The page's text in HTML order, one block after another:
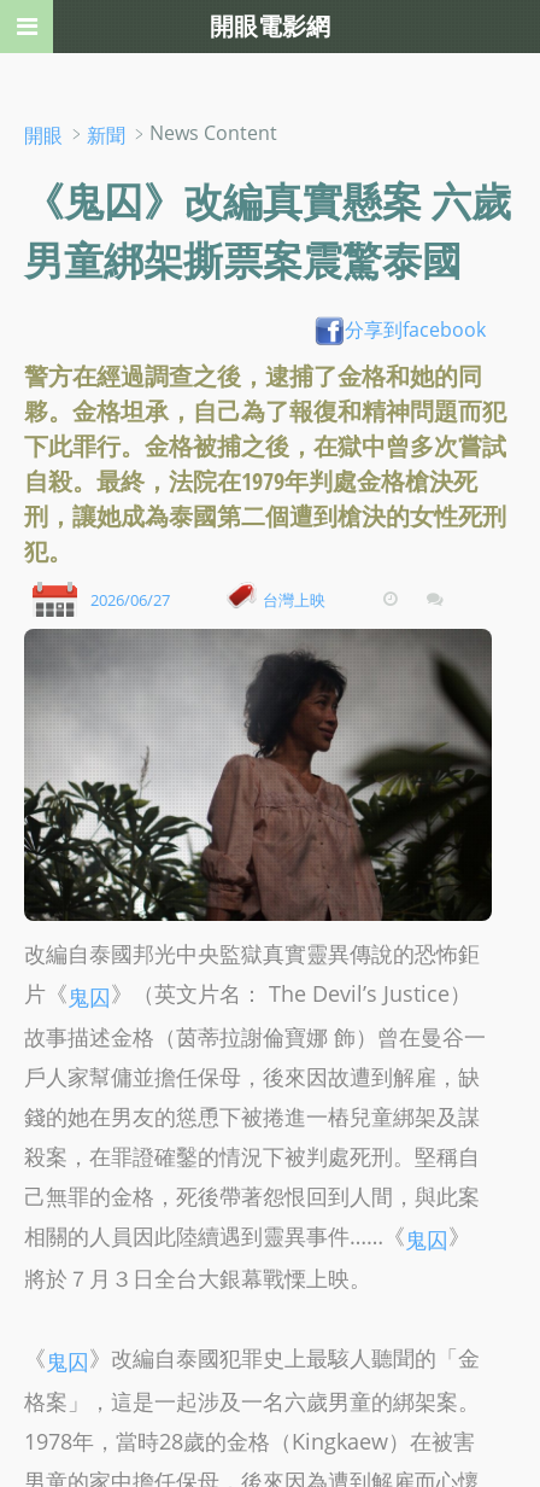
開眼 ﹥ 新聞 ﹥News Content
《鬼囚》改編真實懸案 六歲
男童綁架撕票案震驚泰國
分享到facebook
警方在經過調查之後，逮捕了金格和她的同
夥。金格坦承，自己為了報復和精神問題而犯
下此罪行。金格被捕之後，在獄中曾多次嘗試
自殺。最終，法院在1979年判處金格槍決死
刑，讓她成為泰國第二個遭到槍決的女性死刑
犯。
2026/06/27 台灣上映
改編自泰國邦光中央監獄真實靈異傳說的恐怖鉅
片《鬼囚》（英文片名： The Devil’s Justice）
故事描述金格（茵蒂拉謝倫寶娜 飾）曾在曼谷一
戶人家幫傭並擔任保母，後來因故遭到解雇，缺
錢的她在男友的慫恿下被捲進一樁兒童綁架及謀
殺案，在罪證確鑿的情況下被判處死刑。堅稱自
己無罪的金格，死後帶著怨恨回到人間，與此案
相關的人員因此陸續遇到靈異事件……《鬼囚》
將於７月３日全台大銀幕戰慄上映。
《鬼囚》改編自泰國犯罪史上最駭人聽聞的「金
格案」，這是一起涉及一名六歲男童的綁架案。
1978年，當時28歲的金格（Kingkaew）在被害
男童的家中擔任保母，後來因為遭到解雇而心懷
開眼電影網